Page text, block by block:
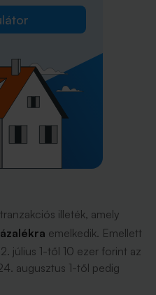
illeték, amely
emelkedik. Emellett
július 1-től 10 ezer forint az
augusztus 1-től pedig